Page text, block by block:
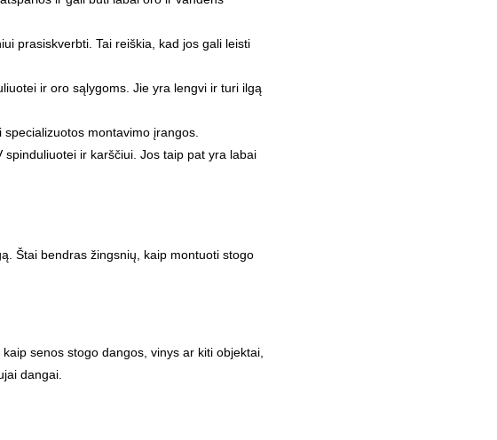
prasiskverbti. Tai reiškia, kad jos gali leisti
ir oro sąlygoms. Jie yra lengvi ir turi ilgą
montavimo įrangos.
ir karščiui. Jos taip pat yra labai
Štai bendras žingsnių, kaip montuoti stogo
senos stogo dangos, vinys ar kiti objektai,
dangai.